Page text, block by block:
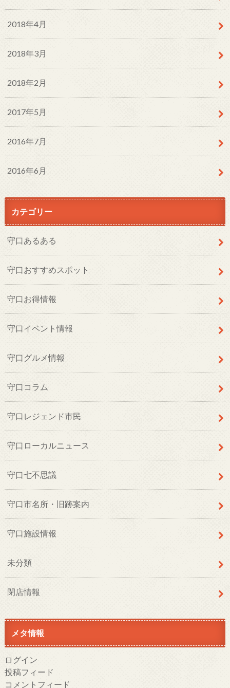
2018年4月
2018年3月
2018年2月
2017年5月
2016年7月
2016年6月
カテゴリー
守口あるある
守口おすすめスポット
守口お得情報
守口イベント情報
守口グルメ情報
守口コラム
守口レジェンド市民
守口ローカルニュース
守口七不思議
守口市名所・旧跡案内
守口施設情報
未分類
閉店情報
メタ情報
ログイン
投稿フィード
コメントフィード